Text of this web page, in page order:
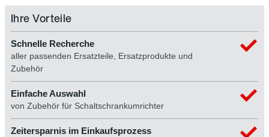
Ihre Vorteile
Schnelle Recherche
aller passenden Ersatzteile, Ersatzprodukte und
Zubehör
Einfache Auswahl
von Zubehör für Schaltschrankumrichter
Zeitersparnis im Einkaufsprozess